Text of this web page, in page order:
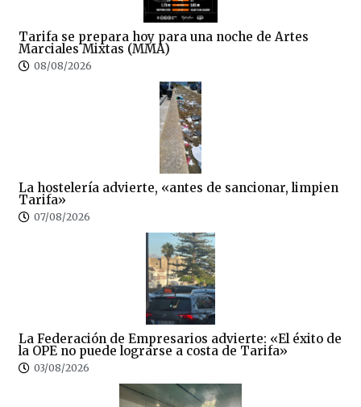
Tarifa se prepara hoy para una noche de Artes
Marciales Mixtas (MMA)
08/08/2026
La hostelería advierte, «antes de sancionar, limpien
Tarifa»
07/08/2026
La Federación de Empresarios advierte: «El éxito de
la OPE no puede lograrse a costa de Tarifa»
03/08/2026